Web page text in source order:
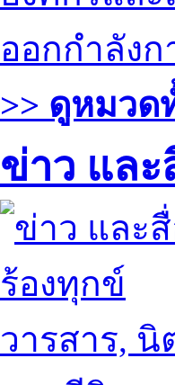
ออกกำลังก
>> ดูหมวด
ข่าว และ
ร้องทุกข์
วารสาร, นิ